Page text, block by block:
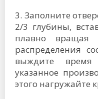
3. Заполните
2/3 глубины,
плавно вращая
распределения
выждите время
указанное
этого нагружайте